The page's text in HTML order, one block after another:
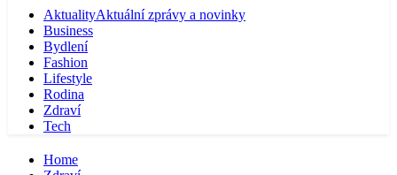
AktualityAktuální zprávy a novinky
Business
Bydlení
Fashion
Lifestyle
Rodina
Zdraví
Tech
Home